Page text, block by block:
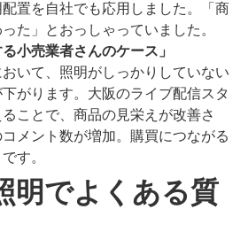
置を自社でも応用しました。「商
た」とおっしゃっていました。
小売業者さんのケース」
いて、照明がしっかりしていない
がります。大阪のライブ配信スタ
ことで、商品の見栄えが改善さ
メント数が増加。購買につながる
す。
明でよくある質